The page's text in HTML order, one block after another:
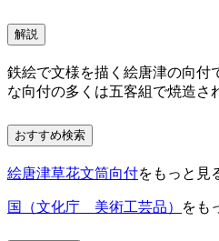
解説
鉄絵で文様を描く絵唐津の向付
な向付の多くは五客組で焼造さ
おすすめ検索
絵唐津草花文筒向付をもっと見
国（文化庁 美術工芸品） をも